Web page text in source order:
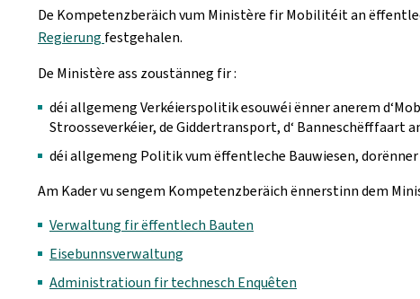
De Kompetenzberäich vum Ministère fir Mobilitéit an
Regierung festgehalen.
De Ministère ass zoustänneg fir :
déi allgemeng Verkéierspolitik esouwéi ënner anerem
Stroosseverkéier, de Giddertransport, d‘ Banneschëfffaart
déi allgemeng Politik vum ëffentleche Bauwiesen, dorënner
Am Kader vu sengem Kompetenzberäich ënnerstinn dem
Verwaltung fir ëffentlech Bauten
Eisebunnsverwaltung
Administratioun fir technesch Enquêten